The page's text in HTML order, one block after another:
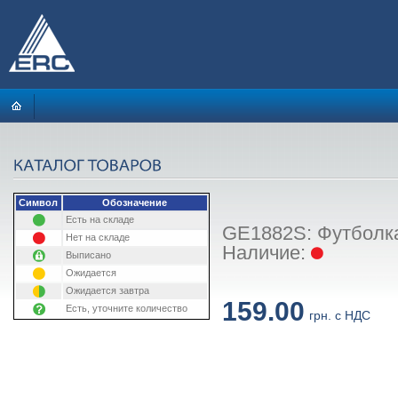
Символ
Обозначение
Есть на складе
Нет на складе
Выписано
Ожидается
Ожидается завтра
Есть, уточните количество
GE1882S:
Наличие:
159.00 грн. с НДС